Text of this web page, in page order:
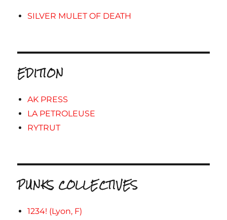
SILVER MULET OF DEATH
EDITION
AK PRESS
LA PETROLEUSE
RYTRUT
PUNKS COLLECTIVES
1234! (Lyon, F)